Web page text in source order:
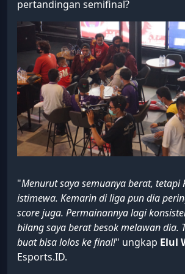
pertandingan semifinal?
"Menurut saya semuanya berat, tetapi
istimewa. Kemarin di liga pun dia
score juga. Permainannya lagi
bilang saya berat besok melawan dia.
buat bisa lolos ke final!" ungkap Elul
Esports.ID.